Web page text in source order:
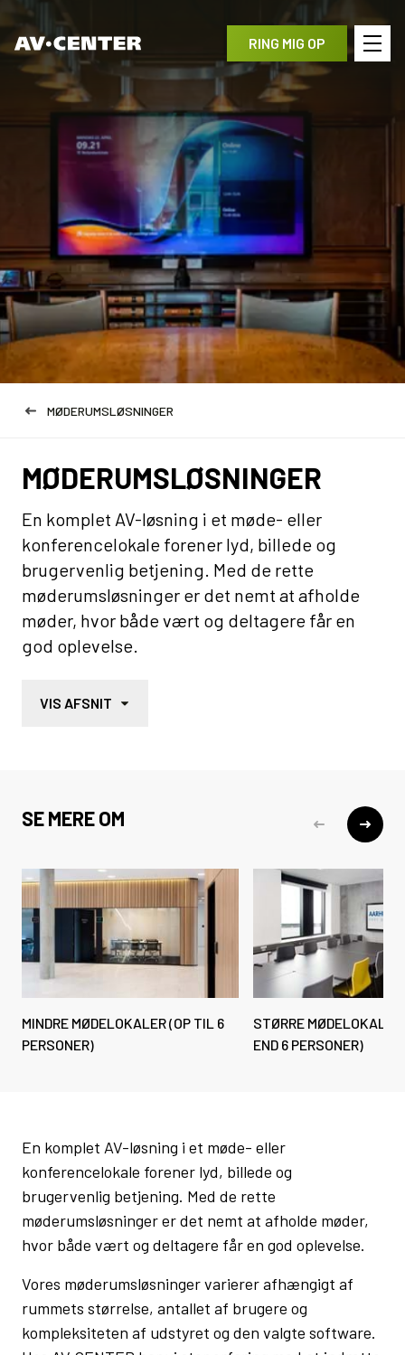
RING MIG OP
MØDERUMSLØSNINGER
MØDERUMSLØSNINGER
En komplet AV-løsning i et møde- eller
konferencelokale forener lyd, billede og
brugervenlig betjening. Med de rette
møderumsløsninger er det nemt at afholde
møder, hvor både vært og deltagere får en
god oplevelse.
VIS AFSNIT
SE MERE OM
MINDRE MØDELOKALER (OP TIL 6
PERSONER)
STØRRE
END 6 PERSONER)
En komplet AV-løsning i et møde- eller
konferencelokale forener lyd, billede og
brugervenlig betjening. Med de rette
møderumsløsninger er det nemt at afholde møder,
hvor både vært og deltagere får en god oplevelse.
Vores møderumsløsninger varierer afhængigt af
rummets størrelse, antallet af brugere og
kompleksiteten af udstyret og den valgte software.